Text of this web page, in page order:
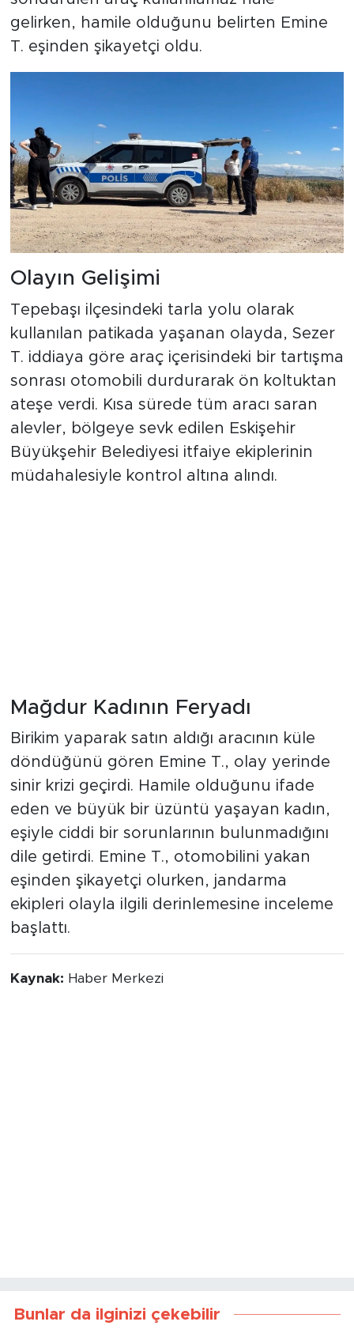
gelirken, hamile olduğunu belirten Emine
T. eşinden şikayetçi oldu.
Olayın Gelişimi
Tepebaşı ilçesindeki tarla yolu olarak
kullanılan patikada yaşanan olayda, Sezer
T. iddiaya göre araç içerisindeki bir tartışma
sonrası otomobili durdurarak ön koltuktan
ateşe verdi. Kısa sürede tüm aracı saran
alevler, bölgeye sevk edilen Eskişehir
Büyükşehir Belediyesi itfaiye ekiplerinin
müdahalesiyle kontrol altına alındı.
Mağdur Kadının Feryadı
Birikim yaparak satın aldığı aracının küle
döndüğünü gören Emine T., olay yerinde
sinir krizi geçirdi. Hamile olduğunu ifade
eden ve büyük bir üzüntü yaşayan kadın,
eşiyle ciddi bir sorunlarının bulunmadığını
dile getirdi. Emine T., otomobilini yakan
eşinden şikayetçi olurken, jandarma
ekipleri olayla ilgili derinlemesine inceleme
başlattı.
Kaynak: Haber Merkezi
Bunlar da ilginizi çekebilir